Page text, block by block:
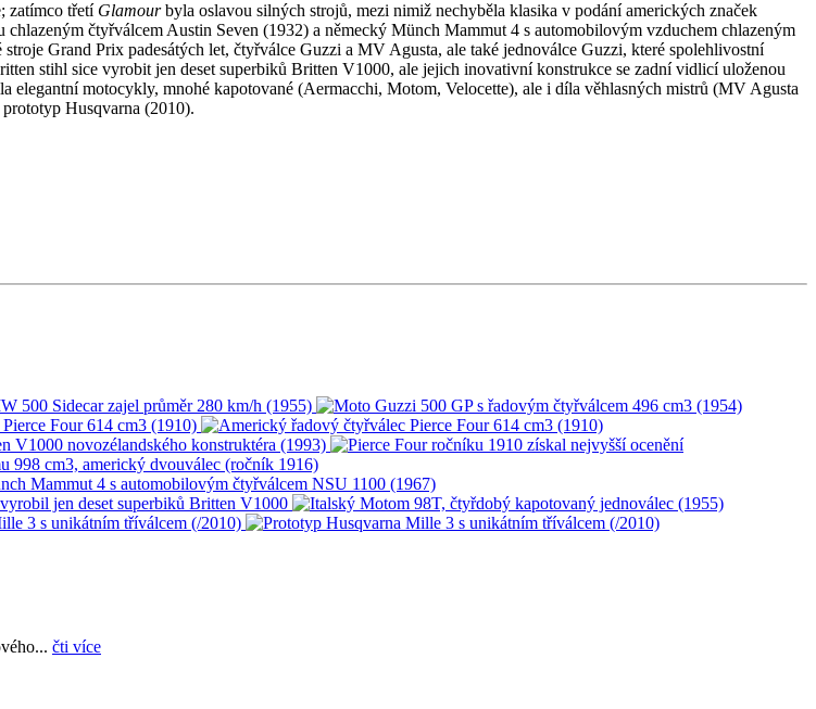
zatímco třetí Glamourbyla oslavou silných strojů, mezi nimiž nechyběla klasika v podání amerických značek
čtyřválcem Austin Seven (1932) a německý Münch Mammut 4 s automobilovým vzduchem chlazeným
Grand Prix padesátých let, čtyřválce Guzzi a MV Agusta, ale také jednoválce Guzzi, které spolehlivostní
stihl sice vyrobit jen deset superbiků Britten V1000, ale jejich inovativní konstrukce se zadní vidlicí uloženou
elegantní motocykly, mnohé kapotované (Aermacchi, Motom, Velocette), ale i díla věhlasných mistrů (MV Agusta
Husqvarna (2010).
čti více